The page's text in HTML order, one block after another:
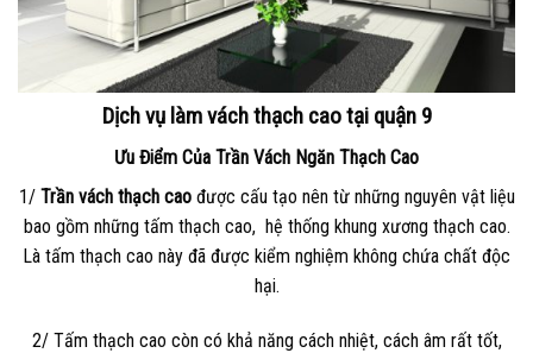
Dịch vụ làm vách thạch cao tại quận 9
Ưu Điểm Của Trần Vách Ngăn Thạch Cao
1/Trần vách thạch caođược cấu tạo nên từ những nguyên vật liệu
bao gồm những tấm thạch cao, hệ thống khung xương thạch cao.
Là tấm thạch cao này đã được kiểm nghiệm không chứa chất độc
hại.
2/ Tấm thạch cao còn có khả năng cách nhiệt, cách âm rất tốt,